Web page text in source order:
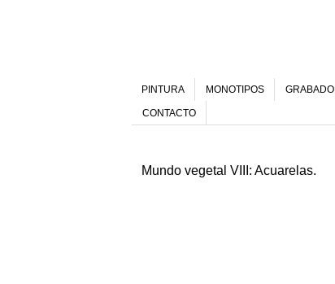
PINTURA MONOTIPOS GRABADO
CONTACTO
Mundo vegetal VIII: Acuarelas.